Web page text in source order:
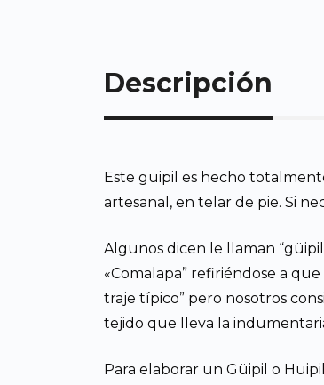
Descripción
Este güipil es hecho
artesanal, en telar de pie. Si
Algunos dicen le llaman
«Comalapa” refiriéndose a
traje típico” pero nosotros
tejido que lleva la
Para elaborar un Güipil o